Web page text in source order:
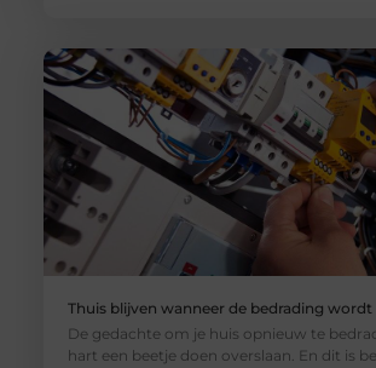
Thuis blijven wanneer de bedrading
De gedachte om je huis opnieuw te
hart een beetje doen overslaan. En dit is